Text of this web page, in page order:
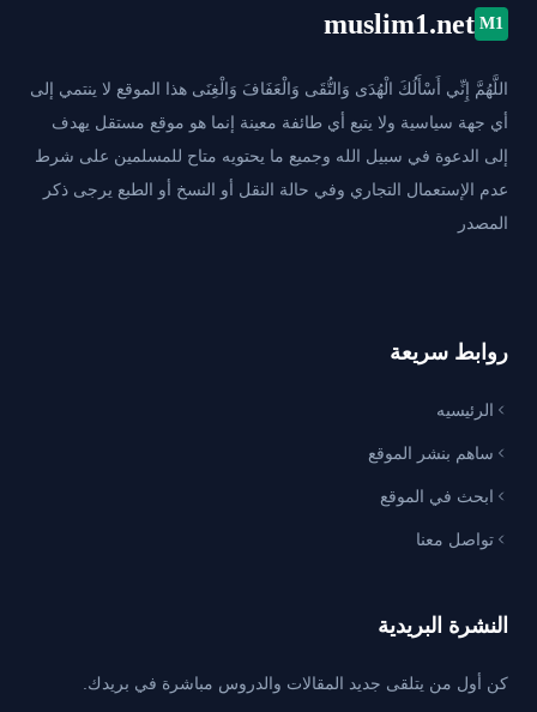
M1
muslim1.net
اللَّهُمَّ إِنِّي أَسْأَلُكَ الْهُدَى وَالتُّقَى وَالْعَفَافَ وَالْغِنَى هذا الموقع لا ينتمي إلى
أي جهة سياسية ولا يتبع أي طائفة معينة إنما هو موقع مستقل يهدف
إلى الدعوة في سبيل الله وجميع ما يحتويه متاح للمسلمين على شرط
عدم الإستعمال التجاري وفي حالة النقل أو النسخ أو الطبع يرجى ذكر
المصدر
روابط سريعة
الرئيسيه
ساهم بنشر الموقع
ابحث في الموقع
تواصل معنا
النشرة البريدية
كن أول من يتلقى جديد المقالات والدروس مباشرة في بريدك.